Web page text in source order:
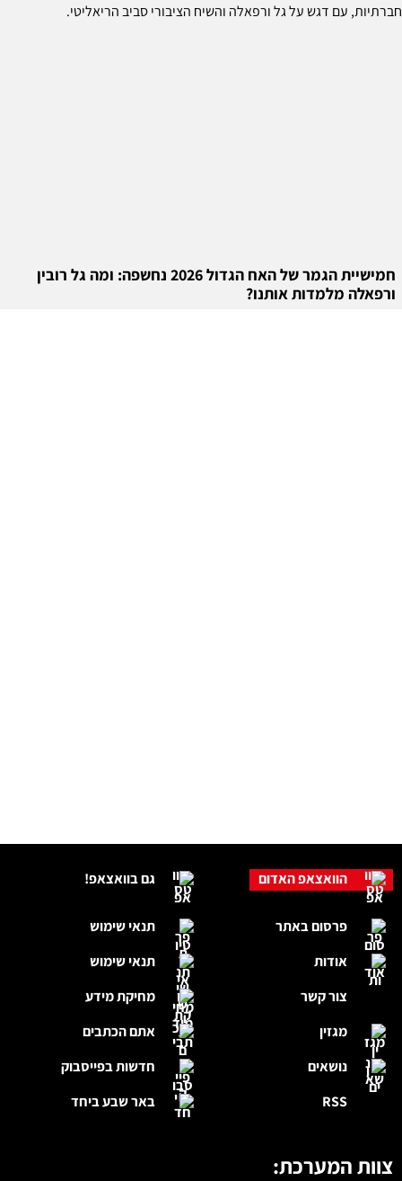
חמישיית הגמר של האח הגדול 2026 נחשפה: ומה גל רובין
ורפאלה מלמדות אותנו?
גם בוואצאפ!
תנאי שימוש
תנאי שימוש
מחיקת מידע
אתם הכתבים
חדשות בפייסבוק
באר שבע ביחד
הוואצאפ האדום
פרסום באתר
אודות
צור קשר
מגזין
נושאים
RSS
צוות המערכת: